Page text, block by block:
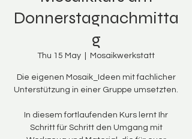
Donnerstagnachmitta
g
Thu 15 May Mosaikwerkstatt
Die eigenen Mosaik_Ideen mit fachlicher
Unterstützung in einer Gruppe umsetzten.
In diesem fortlaufenden Kurs lernt Ihr
Schritt für Schritt den Umgang mit